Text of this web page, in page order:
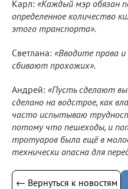
Карл: «Каждый мэр обязан
определенное количество
этого транспорта».
Светлана: «Вводите права и
сбивают прохожих».
Андрей: «Пусть сделают
сделано на водстрое, как
часто испытываю
потому что пешеходы, и
тротуаров была ещё в
технически опасна для
← Вернуться к новостям